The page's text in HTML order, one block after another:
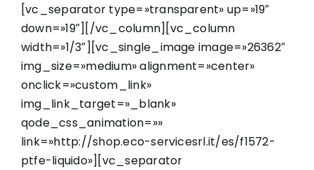
[vc_separator type=»transparent» up=»19″
down=»19″][/vc_column][vc_column
width=»1/3″][vc_single_image image=»26362″
img_size=»medium» alignment=»center»
onclick=»custom_link»
img_link_target=»_blank»
qode_css_animation=»»
link=»http://shop.eco-servicesrl.it/es/f1572-
ptfe-liquido»][vc_separator